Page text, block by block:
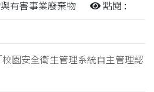
有害事業廢棄物
點閱 :
園安全衛生管理系統自主管理認